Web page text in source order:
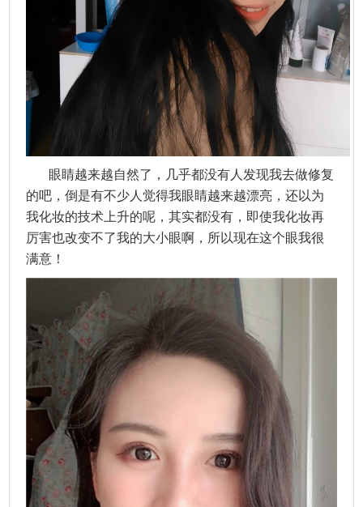
眼睛越来越自然了，几乎都没有人发现我去做修复
的吧，倒是有不少人觉得我眼睛越来越漂亮，还以为
我化妆的技术上升的呢，其实都没有，即使我化妆再
厉害也改变不了我的大小眼啊，所以现在这个眼我很
满意！